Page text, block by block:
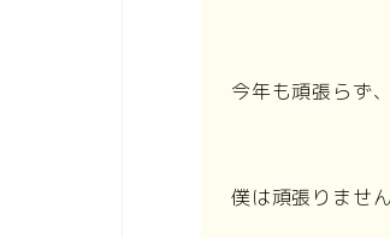
今年も頑張らず
僕は頑張りませ